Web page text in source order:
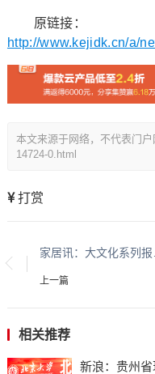
原链接：
http://www.kejidk.cn/a/
本文来源于网络，不代表门
14724-0.html
打赏
上一篇
相关推荐
新浪：贵州